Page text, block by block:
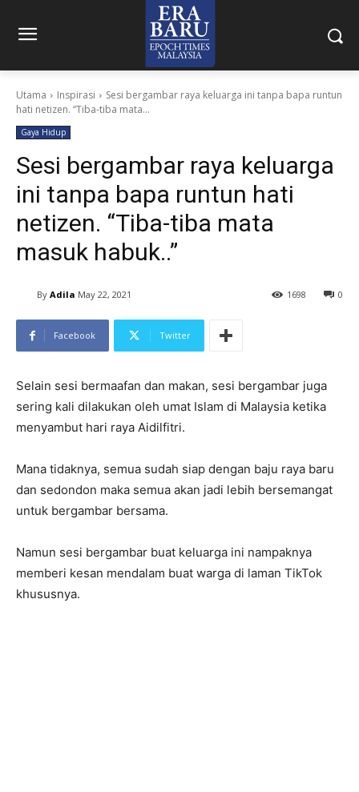
Utama Inspirasi
Sesi bergambar raya keluarga ini tanpa bapa runtun
hati netizen. “Tiba-tiba mata...
Gaya Hidup
Sesi bergambar raya keluarga
ini tanpa bapa runtun hati
netizen. “Tiba-tiba mata
masuk habuk..”
By Adila May 22, 2021 0
1698
Facebook Twitter
Selain sesi bermaafan dan makan, sesi bergambar juga
sering kali dilakukan oleh umat Islam di Malaysia ketika
menyambut hari raya Aidilfitri.
Mana tidaknya, semua sudah siap dengan baju raya baru
dan sedondon maka semua akan jadi lebih bersemangat
untuk bergambar bersama.
Namun sesi bergambar buat keluarga ini nampaknya
memberi kesan mendalam buat warga di laman TikTok
khususnya.